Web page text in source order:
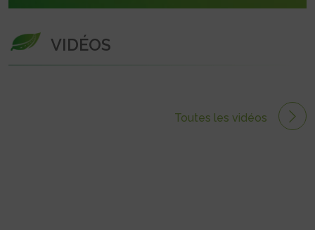
VIDÉOS
Toutes les vidéos